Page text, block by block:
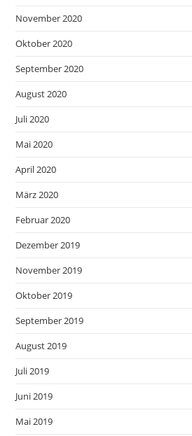
November 2020
Oktober 2020
September 2020
August 2020
Juli 2020
Mai 2020
April 2020
März 2020
Februar 2020
Dezember 2019
November 2019
Oktober 2019
September 2019
August 2019
Juli 2019
Juni 2019
Mai 2019